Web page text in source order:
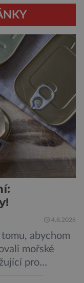
4.8.2026
abychom
mořské
pro